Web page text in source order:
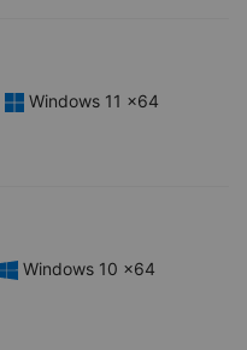
Windows 11 x64
Windows 10 x64